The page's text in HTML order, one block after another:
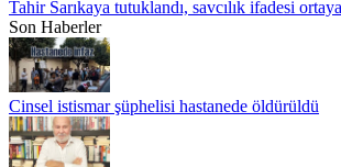
Tahir Sarıkaya tutuklandı, savcılık ifadesi ortaya
Son Haberler
Cinsel istismar şüphelisi hastanede öldürüldü